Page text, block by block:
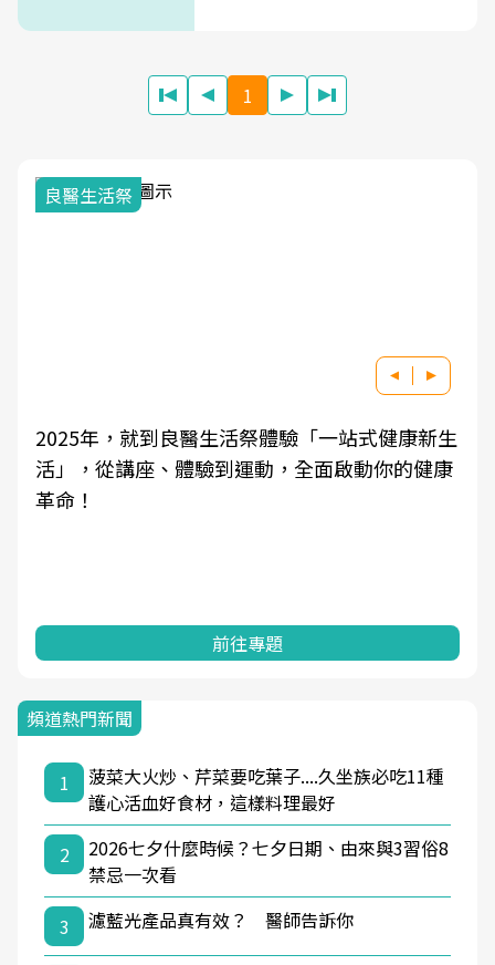
1
新生
康
我與健康韌性的距離
良醫健康網從「換季的身體變化」出發，透過
學觀點與日常感受的對話，建立對亞健康的認
知，進而引導實際的改善行動。
前往專題
頻道熱門新聞
1
菠菜大火炒、芹菜要吃葉子....久坐族必吃11種
護心活血好食材，這樣料理最好
2
2026七夕什麼時候？七夕日期、由來與3習俗8
禁忌一次看
3
濾藍光產品真有效？ 醫師告訴你